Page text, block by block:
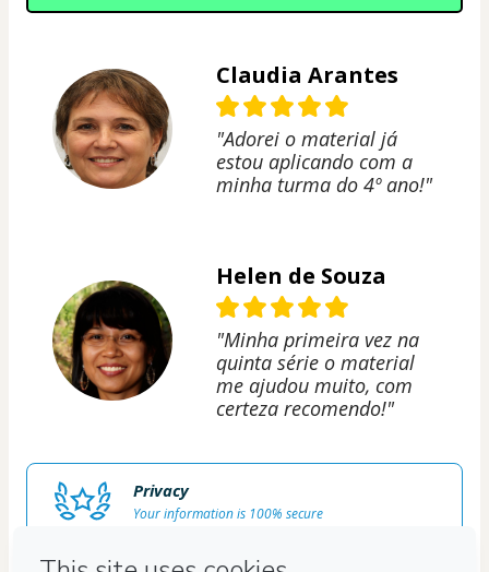
Claudia Arantes
"Adorei o material já
estou aplicando com a
minha turma do 4º ano!"
Helen de Souza
"Minha primeira vez na
quinta série o material
me ajudou muito, com
certeza recomendo!"
Privacy
Your information is 100% secure